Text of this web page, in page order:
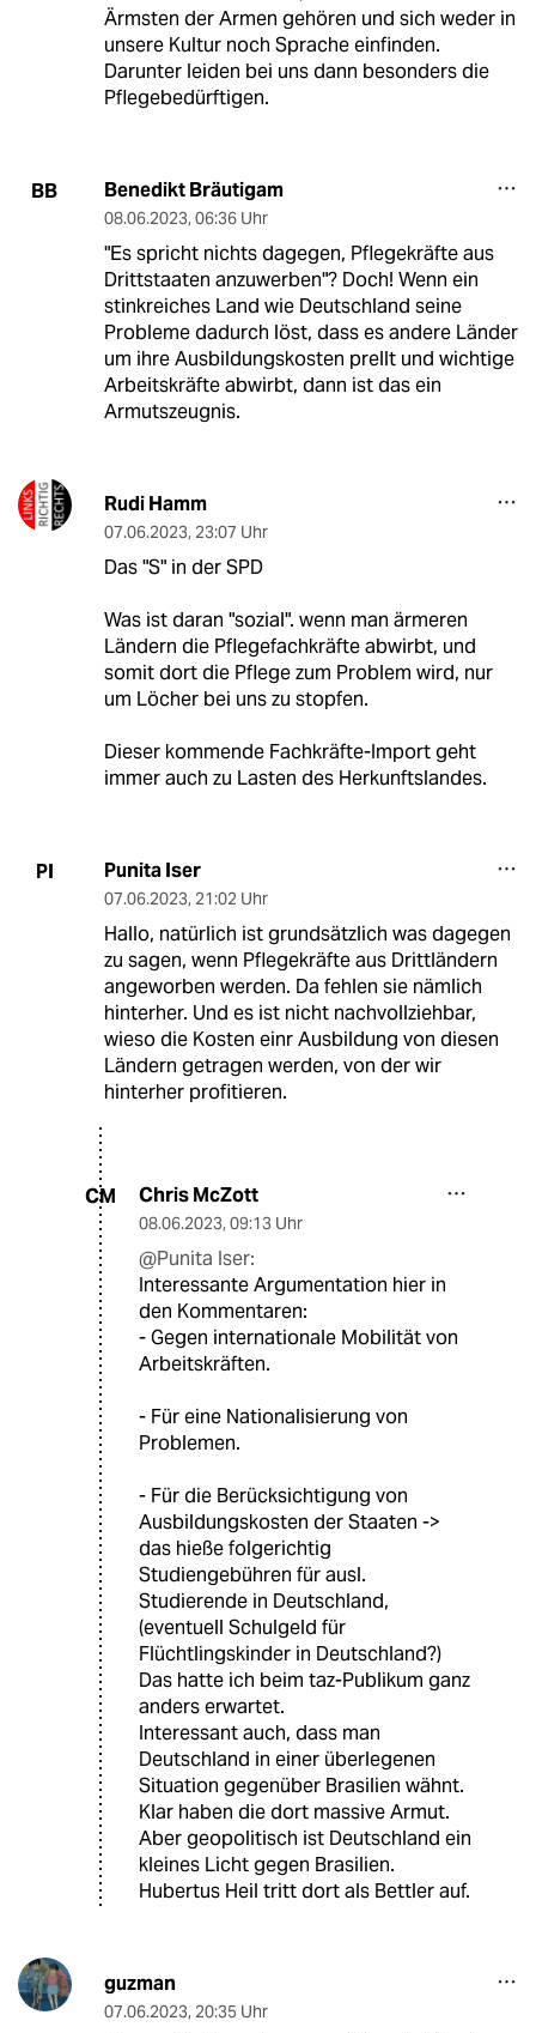
Ärmsten der Armen gehören und sich weder in
unsere Kultur noch Sprache einfinden.
Darunter leiden bei uns dann besonders die
Pflegebedürftigen.
BB Benedikt Bräutigam
08.06.2023, 06:36 Uhr
"Es spricht nichts dagegen, Pflegekräfte aus
Drittstaaten anzuwerben"? Doch! Wenn ein
stinkreiches Land wie Deutschland seine
Probleme dadurch löst, dass es andere Länder
um ihre Ausbildungskosten prellt und wichtige
Arbeitskräfte abwirbt, dann ist das ein
Armutszeugnis.
Rudi Hamm
07.06.2023, 23:07 Uhr
Das "S" in der SPD
Was ist daran "sozial". wenn man ärmeren
Ländern die Pflegefachkräfte abwirbt, und
somit dort die Pflege zum Problem wird, nur
um Löcher bei uns zu stopfen.
Dieser kommende Fachkräfte-Import geht
immer auch zu Lasten des Herkunftslandes.
PI Punita Iser
07.06.2023, 21:02 Uhr
Hallo, natürlich ist grundsätzlich was dagegen
zu sagen, wenn Pflegekräfte aus Drittländern
angeworben werden. Da fehlen sie nämlich
hinterher. Und es ist nicht nachvollziehbar,
wieso die Kosten einr Ausbildung von diesen
Ländern getragen werden, von der wir
hinterher profitieren.
CM Chris McZott
08.06.2023, 09:13 Uhr
@Punita Iser:
Interessante Argumentation hier in
den Kommentaren:
- Gegen internationale Mobilität von
Arbeitskräften.
- Für eine Nationalisierung von
Problemen.
- Für die Berücksichtigung von
Ausbildungskosten der Staaten ->
das hieße folgerichtig
Studiengebühren für ausl.
Studierende in Deutschland,
(eventuell Schulgeld für
Flüchtlingskinder in Deutschland?)
Das hatte ich beim taz-Publikum ganz
anders erwartet.
Interessant auch, dass man
Deutschland in einer überlegenen
Situation gegenüber Brasilien wähnt.
Klar haben die dort massive Armut.
Aber geopolitisch ist Deutschland ein
kleines Licht gegen Brasilien.
Hubertus Heil tritt dort als Bettler auf.
guzman
07.06.2023, 20:35 Uhr